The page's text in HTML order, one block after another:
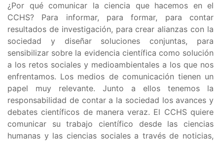
¿Por qué comunicar la ciencia que hacemos en el
CCHS? Para informar, para formar, para contar
resultados de investigación, para crear alianzas con la
sociedad y diseñar soluciones conjuntas, para
sensibilizar sobre la evidencia científica como solución
a los retos sociales y medioambientales a los que nos
enfrentamos. Los medios de comunicación tienen un
papel muy relevante. Junto a ellos tenemos la
responsabilidad de contar a la sociedad los avances y
debates científicos de manera veraz. El CCHS quiere
comunicar su trabajo científico desde las ciencias
humanas y las ciencias sociales a través de noticias,